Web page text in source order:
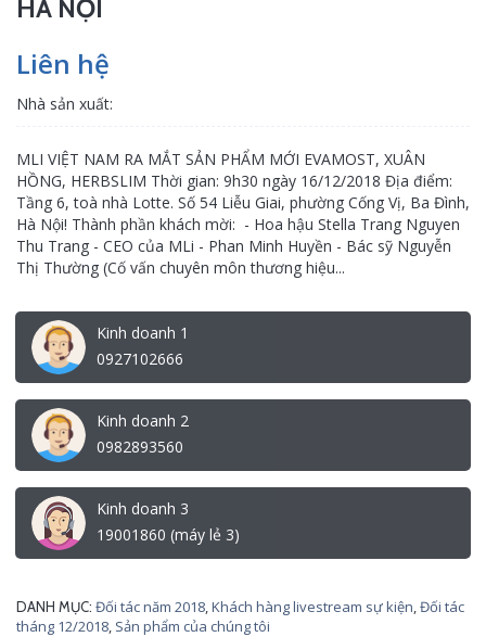
HÀ NỘI
Liên hệ
Nhà sản xuất:
MLI VIỆT NAM RA MẮT SẢN PHẨM MỚI EVAMOST, XUÂN
HỒNG, HERBSLIM Thời gian: 9h30 ngày 16/12/2018 Địa điểm:
Tầng 6, toà nhà Lotte. Số 54 Liễu Giai, phường Cống Vị, Ba Đình,
Hà Nội! Thành phần khách mời: - Hoa hậu Stella Trang Nguyen
Thu Trang - CEO của MLi - Phan Minh Huyền - Bác sỹ Nguyễn
Thị Thường (Cố vấn chuyên môn thương hiệu...
Kinh doanh 1
0927102666
Kinh doanh 2
0982893560
Kinh doanh 3
19001860 (máy lẻ 3)
DANH MỤC: Đối tác năm 2018,Khách hàng livestream sự kiện,Đối tác
tháng 12/2018, Sản phẩm của chúng tôi